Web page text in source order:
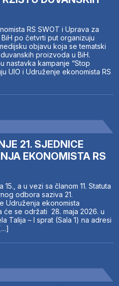
RS SWOT i Uprava za
po četvrti put organizuju
objavu koja se tematski
proizvoda u BiH.
nastavka kampanje “Stop
UIO i Udruženje ekonomista RS
21. SJEDNICE
EKONOMISTA RS
15., a u vezi sa članom 11. Statuta
odbora saziva 21.
Udruženja ekonomista
će se održati 28. maja 2026. u
Talija – I sprat (Sala 1) na adresi